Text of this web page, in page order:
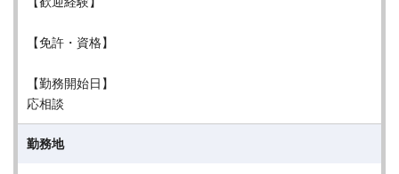
【免許・資格】
【勤務開始日】
応相談
勤務地